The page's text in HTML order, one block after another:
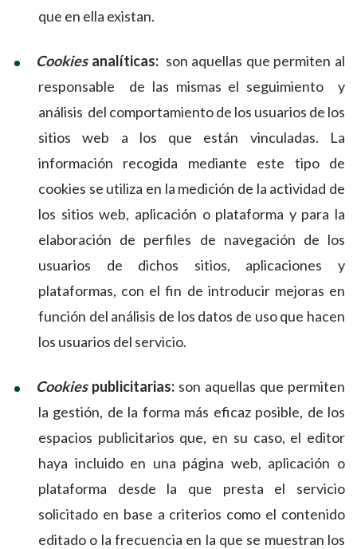
que en ella existan.
Cookiesanalíticas:son aquellas que permiten al
responsable de las mismas el seguimiento y
análisis del comportamiento de los usuarios de los
sitios web a los que están vinculadas. La
información recogida mediante este tipo de
cookies se utiliza en la medición de la actividad de
los sitios web, aplicación o plataforma y para la
elaboración de perfiles de navegación de los
usuarios de dichos sitios, aplicaciones y
plataformas, con el fin de introducir mejoras en
función del análisis de los datos de uso que hacen
los usuarios del servicio.
Cookiespublicitarias: son aquellas que permiten
la gestión, de la forma más eficaz posible, de los
espacios publicitarios que, en su caso, el editor
haya incluido en una página web, aplicación o
plataforma desde la que presta el servicio
solicitado en base a criterios como el contenido
editado o la frecuencia en la que se muestran los